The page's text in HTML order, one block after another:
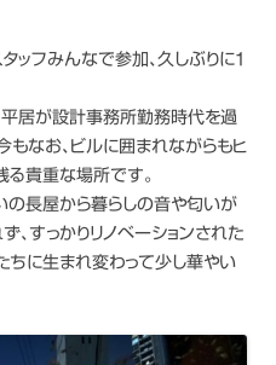
ッフみんなで参加、久しぶりに1
平居が設計事務所勤務時代を過
もなお、ビルに囲まれながらもヒ
貴重な場所です。
の長屋から暮らしの音や匂いが
、すっかりリノベーションされた
ちに生まれ変わって少し華やい